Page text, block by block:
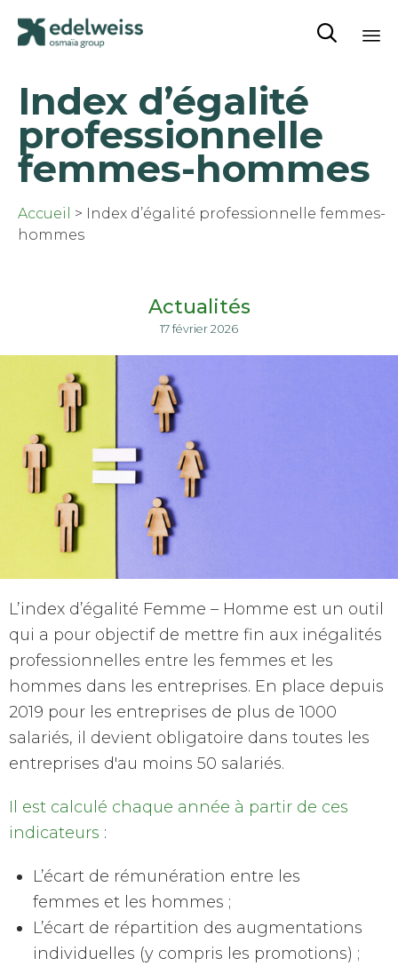

Index d’égalité
professionnelle
femmes-hommes
Accueil > Index d’égalité professionnelle femmes-
hommes
Actualités
17 février 2026
L’index d’égalité Femme – Homme est un outil
qui a pour objectif de mettre fin aux inégalités
professionnelles entre les femmes et les
hommes dans les entreprises. En place depuis
2019 pour les entreprises de plus de 1000
salariés, il devient obligatoire dans toutes les
entreprises d'au moins 50 salariés.
Il est calculé chaque année à partir de ces
indicateurs :
L’écart de rémunération entre les
femmes et les hommes ;
L’écart de répartition des augmentations
individuelles (y compris les promotions) ;